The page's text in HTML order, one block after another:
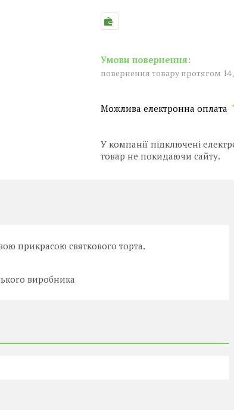
повернення товару протягом 14
У компанії підключені
товар не покидаючи сайту.
прикрасою святкового торта.
виробника